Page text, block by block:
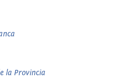
la Provincia